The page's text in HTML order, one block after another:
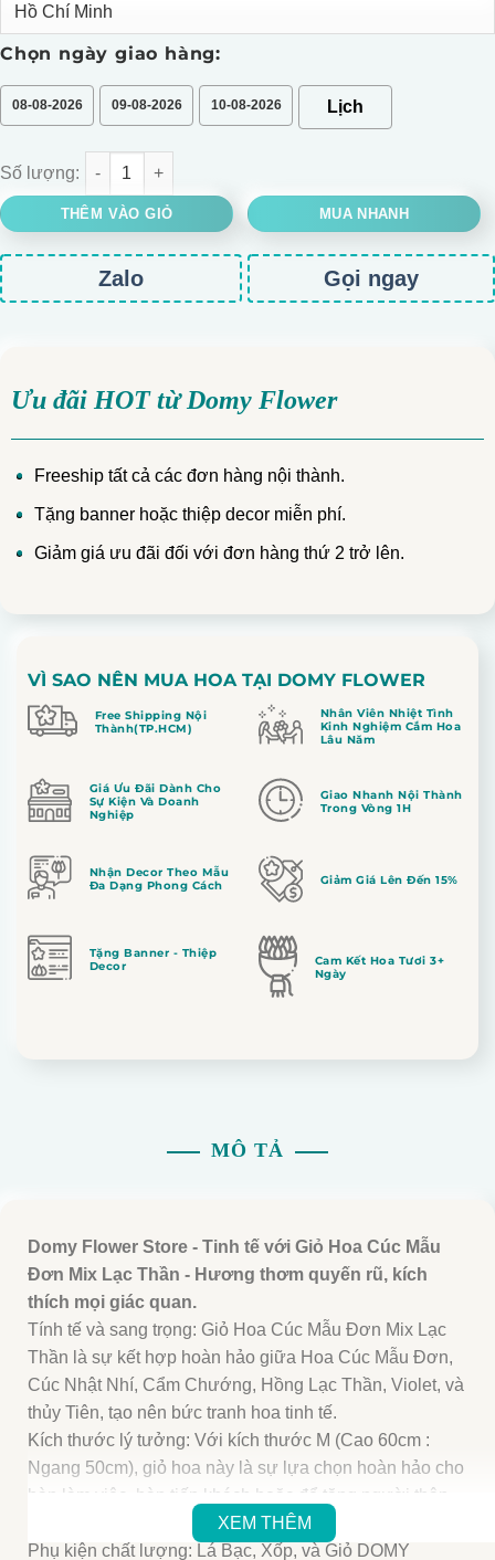
Chọn ngày giao hàng:
08-08-2026 09-08-2026 10-08-2026
GIỎ HOA CÚC MẪU ĐƠN MIX LẠC THẦN số lượng
THÊM VÀO GIỎ MUA NHANH
Zalo Gọi ngay
Ưu đãi HOT từ Domy Flower
Freeship tất cả các đơn hàng nội thành.
Tặng banner hoặc thiệp decor miễn phí.
Giảm giá ưu đãi đối với đơn hàng thứ 2 trở lên.
VÌ SAO NÊN MUA HOA TẠI DOMY FLOWER
Free Shipping Nội
Thành(TP.HCM)
Nhân Viên Nhiệt Tình
Kinh Nghiệm Cắm Hoa
Lâu Năm
Giá Ưu Đãi Dành Cho
Sự Kiện Và Doanh
Nghiệp
Giao Nhanh Nội Thành
Trong Vòng 1H
Nhận Decor Theo Mẫu
Đa Dạng Phong Cách
Giảm Giá Lên Đến 15%
Tặng Banner - Thiệp
Decor
Cam Kết Hoa Tươi 3+
Ngày
MÔ TẢ
Domy Flower Store - Tinh tế với Giỏ Hoa Cúc Mẫu
Đơn Mix Lạc Thần - Hương thơm quyến rũ, kích
thích mọi giác quan.
Tính tế và sang trọng: Giỏ Hoa Cúc Mẫu Đơn Mix Lạc
Thần là sự kết hợp hoàn hảo giữa Hoa Cúc Mẫu Đơn,
Cúc Nhật Nhí, Cẩm Chướng, Hồng Lạc Thần, Violet, và
thủy Tiên, tạo nên bức tranh hoa tinh tế.
Kích thước lý tưởng: Với kích thước M (Cao 60cm :
Ngang 50cm), giỏ hoa này là sự lựa chọn hoàn hảo cho
bàn làm việc, bàn tiếp khách hoặc để tặng người thân
Phụ kiện chất lượng: Lá Bạc, Xốp, và Giỏ DOMY
XEM THÊM